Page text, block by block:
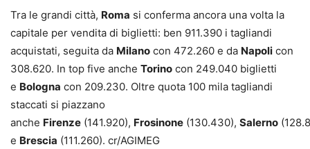
Tra le grandi città, Roma si conferma ancora una volta la
capitale per vendita di biglietti: ben 911.390 i tagliandi
acquistati, seguita da Milano con 472.260 e da Napoli con
308.620. In top five anche Torino con 249.040 biglietti
e Bologna con 209.230. Oltre quota 100 mila tagliandi
staccati si piazzano
anche Firenze (141.920), Frosinone (130.430), Salerno
e Brescia (111.260). cr/AGIMEG